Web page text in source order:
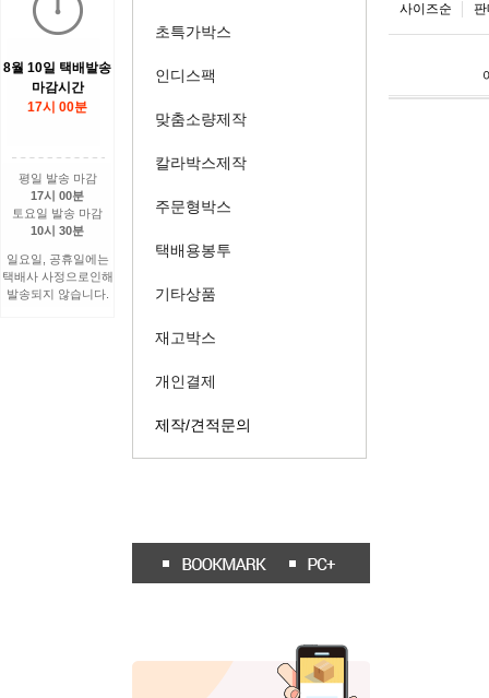
8월 10일 택배발송
마감시간
17시 00분
평일 발송 마감
17시 00분
토요일 발송 마감
10시 30분
일요일, 공휴일에는
택배사 사정으로인해
발송되지 않습니다.
초특가박스
인디스팩
맞춤소량제작
칼라박스제작
주문형박스
택배용봉투
기타상품
재고박스
개인결제
제작/견적문의
사이즈순